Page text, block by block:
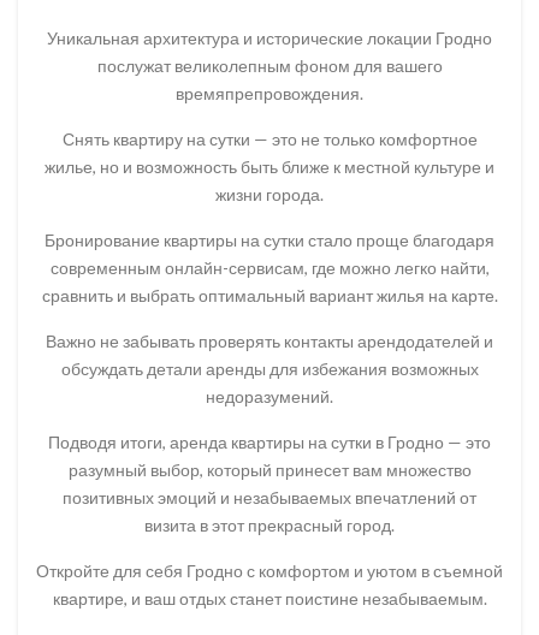
Уникальная архитектура и исторические локации Гродно
послужат великолепным фоном для вашего
времяпрепровождения.
Снять квартиру на сутки — это не только комфортное
жилье, но и возможность быть ближе к местной культуре и
жизни города.
Бронирование квартиры на сутки стало проще благодаря
современным онлайн-сервисам, где можно легко найти,
сравнить и выбрать оптимальный вариант жилья на карте.
Важно не забывать проверять контакты арендодателей и
обсуждать детали аренды для избежания возможных
недоразумений.
Подводя итоги, аренда квартиры на сутки в Гродно — это
разумный выбор, который принесет вам множество
позитивных эмоций и незабываемых впечатлений от
визита в этот прекрасный город.
Откройте для себя Гродно с комфортом и уютом в съемной
квартире, и ваш отдых станет поистине незабываемым.